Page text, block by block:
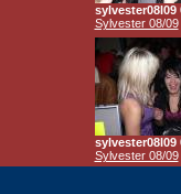
sylvester08l09
Sylvester 08/09
sylvester08l09
Sylvester 08/09